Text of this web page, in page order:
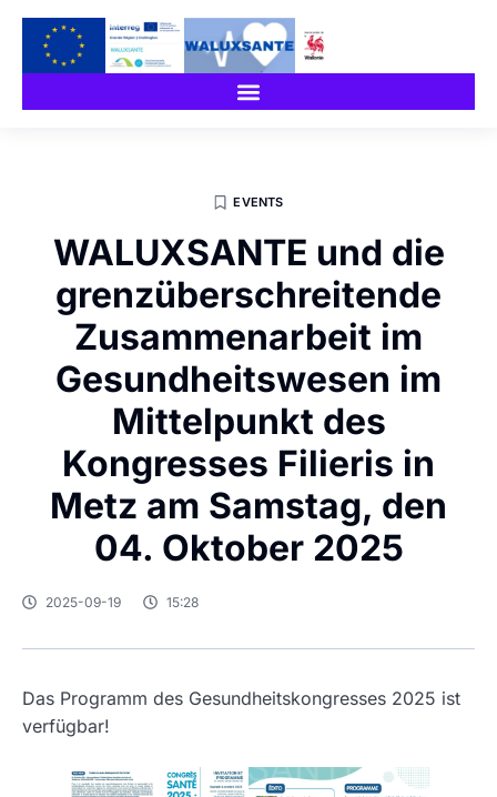
EVENTS
WALUXSANTE und die
grenzüberschreitende
Zusammenarbeit im
Gesundheitswesen im
Mittelpunkt des
Kongresses Filieris in
Metz am Samstag, den
04. Oktober 2025
2025-09-19 15:28
Das Programm des Gesundheitskongresses 2025 ist
verfügbar!